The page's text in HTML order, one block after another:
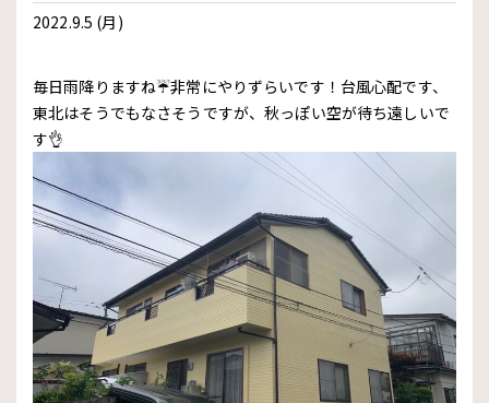
2022.9.5 (月)
毎日雨降りますね☔️非常にやりずらいです！台風心配です、
東北はそうでもなさそうですが、秋っぽい空が待ち遠しいで
す👌